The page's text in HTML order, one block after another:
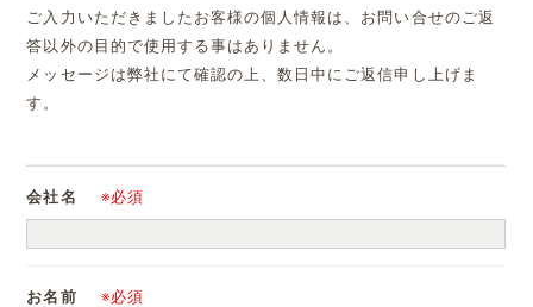
ご入力いただきましたお客様の個人情報は、お問い合せのご返
答以外の目的で使用する事はありません。
メッセージは弊社にて確認の上、数日中にご返信申し上げま
す。
会社名 ※必須
お名前 ※必須